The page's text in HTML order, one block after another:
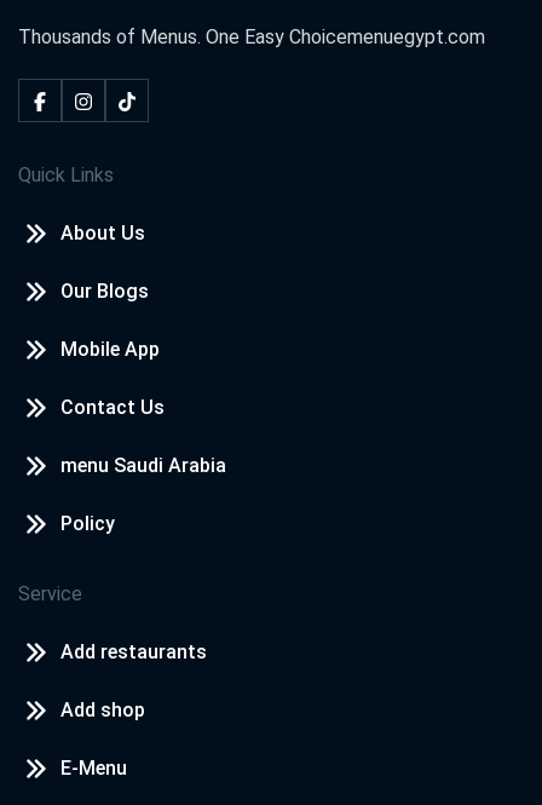
Thousands of Menus. One Easy Choicemenuegypt.com
Quick Links
About Us
Our Blogs
Mobile App
Contact Us
menu Saudi Arabia
Policy
Service
Add restaurants
Add shop
E-Menu